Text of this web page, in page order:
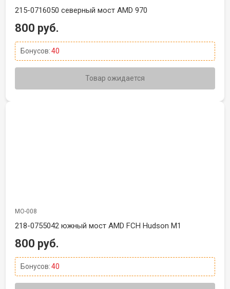
215-0716050 cеверный мост AMD 970
800 руб.
Бонусов:40
Товар ожидается
МО-008
218-0755042 южный мост AMD FCH Hudson M1
800 руб.
Бонусов:40